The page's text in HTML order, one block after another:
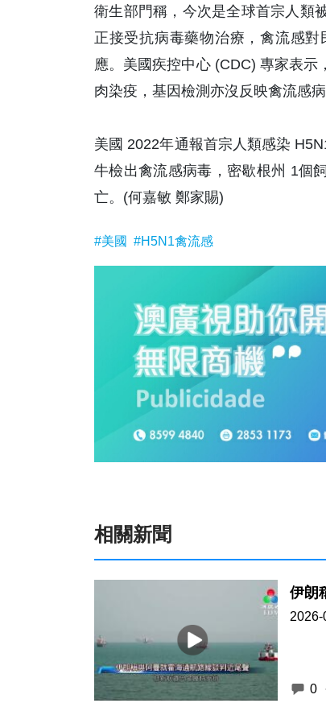
衛生部門稱，今次是全球首宗人類
正接受抗病毒藥物治療，禽流感
應。美國疾控中心 (CDC) 專家表
肉染疫，基因檢測亦沒反映禽流感
美國 2022年通報首宗人類感染
牛檢出禽流感病毒，密歇根州 1個
亡。(何嘉敏 鄭家賜)
#美國 #H5N1禽流感
相關新聞
伊朗
2026-
0